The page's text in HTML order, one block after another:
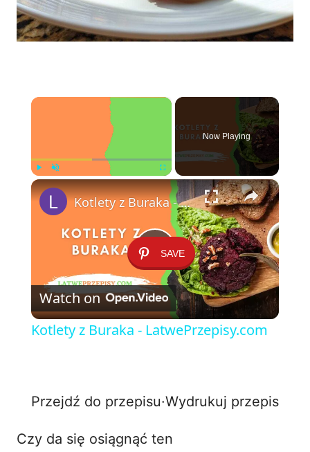
×
Fullscreen
Now Playing
×
SAVE
P
l
y
V
Kotlety z Buraka - LatwePrzepisy.com
Watch on
Kotlety z Buraka - LatwePrzepisy.com
Przejdź do przepisu·Wydrukuj przepis
Czy da się osiągnąć ten